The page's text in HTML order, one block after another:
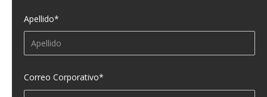
Apellido*
Correo Corporativo*